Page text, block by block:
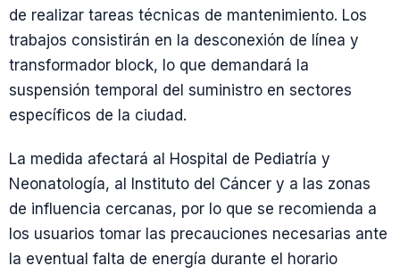
de realizar tareas técnicas de mantenimiento. Los
trabajos consistirán en la desconexión de línea y
transformador block, lo que demandará la
suspensión temporal del suministro en sectores
específicos de la ciudad.
La medida afectará al Hospital de Pediatría y
Neonatología, al Instituto del Cáncer y a las zonas
de influencia cercanas, por lo que se recomienda a
los usuarios tomar las precauciones necesarias ante
la eventual falta de energía durante el horario